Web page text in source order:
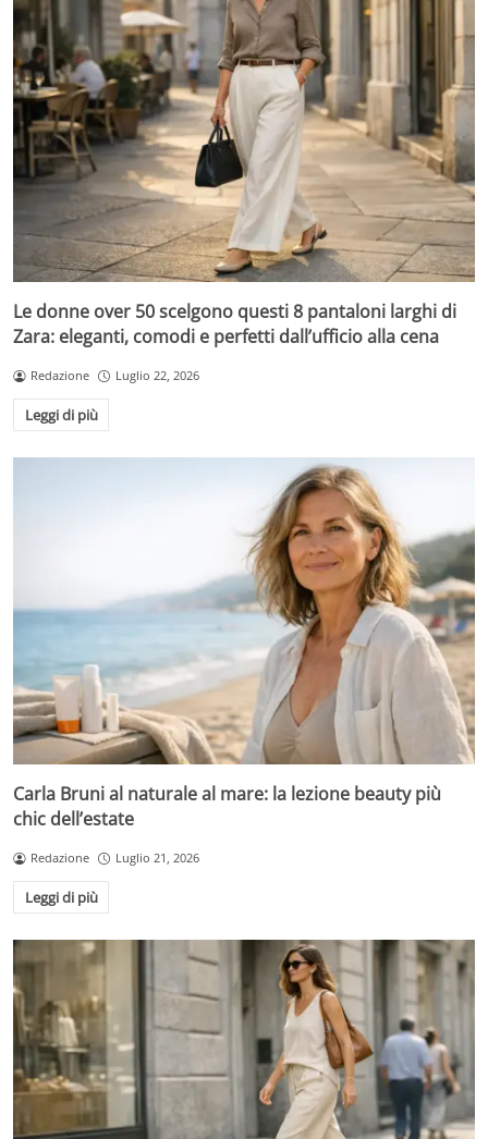
Le donne over 50 scelgono questi 8 pantaloni larghi di
Zara: eleganti, comodi e perfetti dall’ufficio alla cena
Redazione Luglio 22, 2026
Leggi di più
Carla Bruni al naturale al mare: la lezione beauty più
chic dell’estate
Redazione Luglio 21, 2026
Leggi di più